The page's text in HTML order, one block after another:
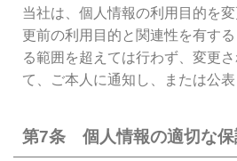
当社は、個人情報の利用目的を
更前の利用目的と関連性を有す
る範囲を超えては行わず、変更
て、ご本人に通知し、または公表
第7条 個人情報の適切な保